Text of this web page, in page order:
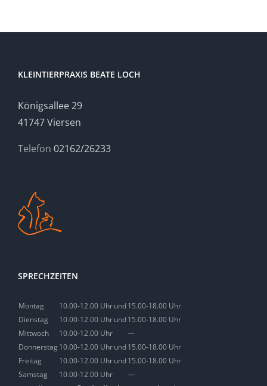
KLEINTIERPRAXIS BEATE LOCH
Königsallee 29
41747 Viersen
Telefon 02162/26233
SPRECHZEITEN
Montag 10.00-12.00 Uhrund15.00-18.00 Uhr
Dienstag
10.00-12.00 Uhrund15.00-18.00 Uhr
Mittwoch
10.00-12.00 Uhr
—
Donnerstag10.00-12.00 Uhrund15.00-18.00 Uhr
Freitag
10.00-12.00 Uhrund15.00-18.00 Uhr
Samstag
10.00-12.00 Uhr —